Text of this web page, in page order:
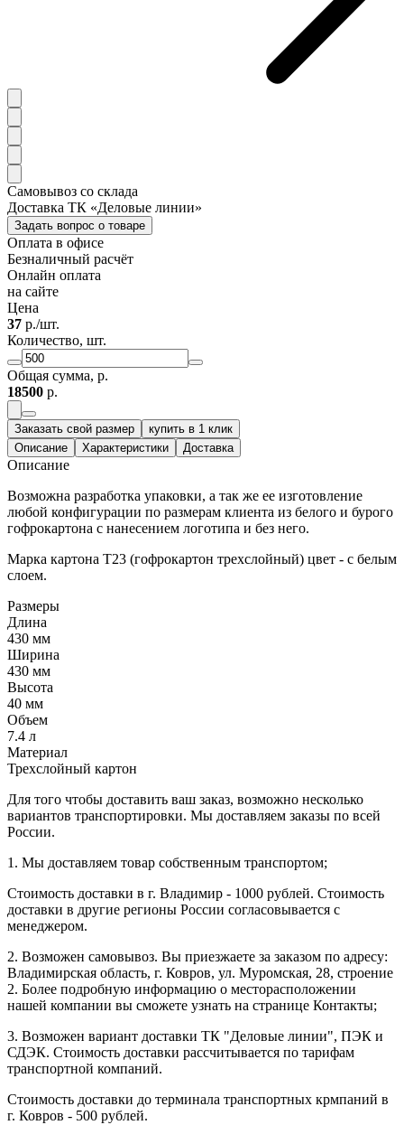
Самовывоз со склада
Доставка ТК «Деловые линии»
Задать вопрос о товаре
Оплата в офисе
Безналичный расчёт
Онлайн оплата
на сайте
Цена
37 р./шт.
Количество, шт.
Общая сумма, р.
18500 р.
Заказать свой размер
купить в 1 клик
Описание
Характеристики Доставка
Описание
Возможна разработка упаковки, а так же ее изготовление
любой конфигурации по размерам клиента из белого и бурого
гофрокартона с нанесением логотипа и без него.
Марка картона Т23 (гофрокартон трехслойный) цвет - с белым
слоем.
Размеры
Длина
430 мм
Ширина
430 мм
Высота
40 мм
Объем
7.4 л
Материал
Трехслойный картон
Для того чтобы доставить ваш заказ, возможно несколько
вариантов транспортировки. Мы доставляем заказы по всей
России.
1. Мы доставляем товар собственным транспортом;
Стоимость доставки в г. Владимир - 1000 рублей. Стоимость
доставки в другие регионы России согласовывается с
менеджером.
2. Возможен самовывоз. Вы приезжаете за заказом по адресу:
Владимирская область, г. Ковров, ул. Муромская, 28, строение
2. Более подробную информацию о месторасположении
нашей компании вы сможете узнать на странице Контакты;
3. Возможен вариант доставки ТК "Деловые линии", ПЭК и
СДЭК. Стоимость доставки рассчитывается по тарифам
транспортной компаний.
Стоимость доставки до терминала транспортных крмпаний в
г. Ковров - 500 рублей.